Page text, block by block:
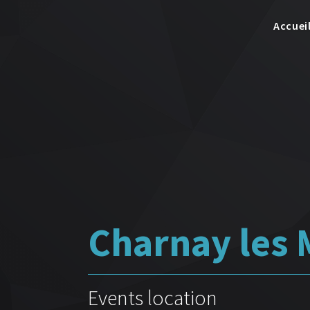
Accueil
Charnay les
Events location